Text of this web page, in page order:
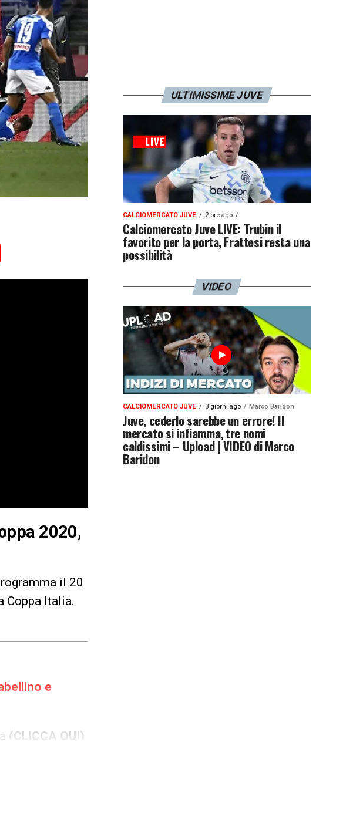
2020,
il 20
Coppa Italia.
e
(CLICCA QUI)
ULTIMISSIME JUVE
CALCIOMERCATO JUVE 2 ore ago
Calciomercato Juve LIVE: Trubin il
favorito per la porta, Frattesi resta una
possibilità
VIDEO
CALCIOMERCATO JUVE 3 giorni ago Marco Baridon
Juve, cederlo sarebbe un errore! Il
mercato si infiamma, tre nomi
caldissimi – Upload | VIDEO di Marco
Baridon